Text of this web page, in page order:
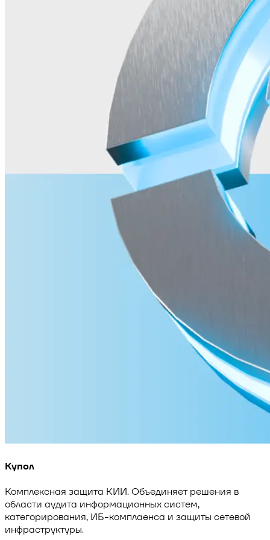
Купол
Комплексная защита КИИ. Объединяет решения в
области аудита информационных систем,
категорирования, ИБ-комплаенса и защиты сетевой
инфраструктуры.